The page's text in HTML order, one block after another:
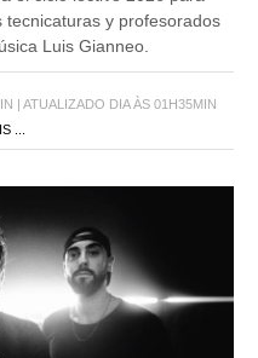
tecnicaturas y profesorados
Luis Gianneo.
| ATUALIZADO DIA ÀS 01H35MIN
...